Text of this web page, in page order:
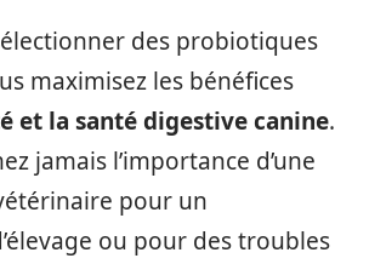
des probiotiques
maximisez les bénéfices
et la santé digestive canine.
jamais l’importance d’une
pour un
ou pour des troubles